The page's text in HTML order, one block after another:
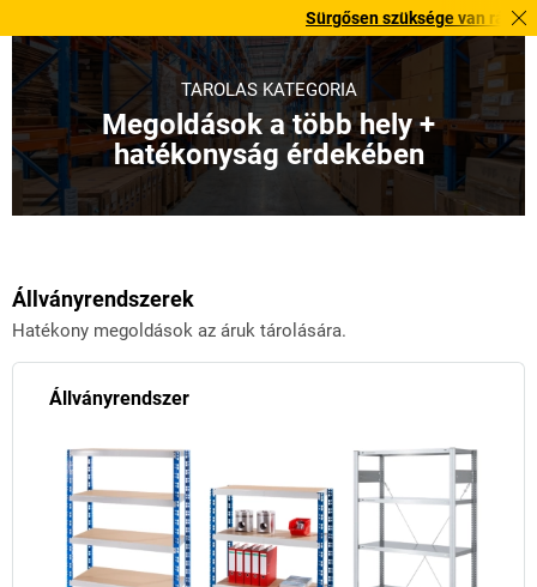
Sürgősen szüksége van rá?
TÁROLÁS KATEGÓRIA
Megoldások a több hely +
hatékonyság érdekében
Állványrendszerek
Hatékony megoldások az áruk tárolására.
Állványrendszer